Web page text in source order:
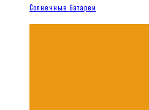
Солнечные батареи